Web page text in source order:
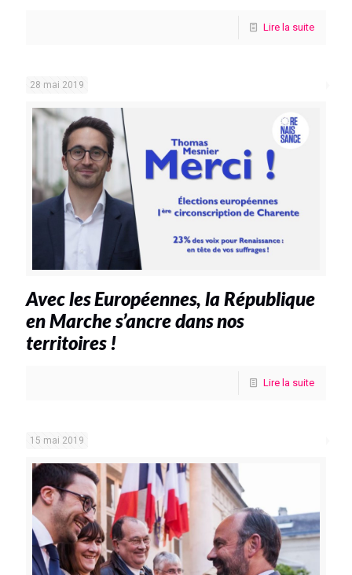
Lire la suite
28 mai 2019
Avec les Européennes, la République
en Marche s’ancre dans nos
territoires !
Lire la suite
15 mai 2019